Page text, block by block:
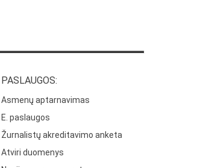
PASLAUGOS:
Asmenų aptarnavimas
E. paslaugos
Žurnalistų akreditavimo anketa
Atviri duomenys